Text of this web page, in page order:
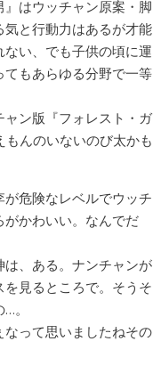
はウッチャン原案・脚
と行動力はあるが才能
い、でも子供の頃に運
もあらゆる分野で一等
ン版『フォレスト・ガ
んのいないのび太かも
危険なレベルでウッチ
かわいい。なんでだ
、ある。ナンチャンが
見るところで。そうそ
。
って思いましたねその